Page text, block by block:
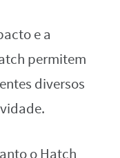
e a
permitem
diversos